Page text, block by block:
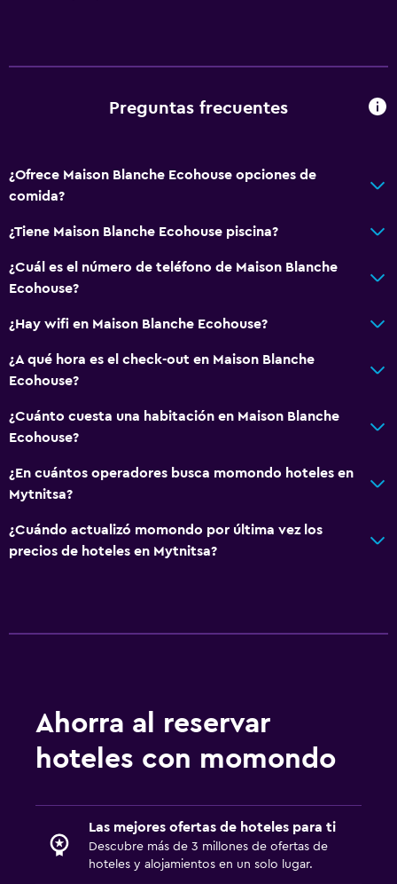
Preguntas frecuentes
¿Ofrece Maison Blanche Ecohouse opciones de
comida?
¿Tiene Maison Blanche Ecohouse piscina?
¿Cuál es el número de teléfono de Maison Blanche
Ecohouse?
¿Hay wifi en Maison Blanche Ecohouse?
¿A qué hora es el check-out en Maison Blanche
Ecohouse?
¿Cuánto cuesta una habitación en Maison Blanche
Ecohouse?
¿En cuántos operadores busca momondo hoteles en
Mytnitsa?
¿Cuándo actualizó momondo por última vez los
precios de hoteles en Mytnitsa?
Ahorra al reservar
hoteles con momondo
Las mejores ofertas de hoteles para ti
Descubre más de 3 millones de ofertas de
hoteles y alojamientos en un solo lugar.